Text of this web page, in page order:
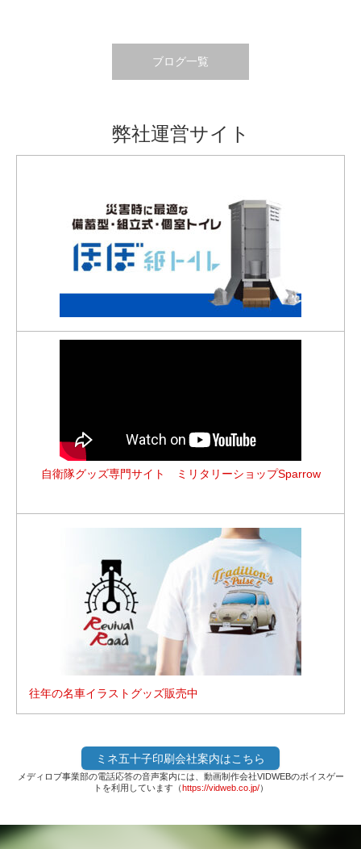
ブログ一覧
弊社運営サイト
自衛隊グッズ専門サイト ミリタリーショップSparrow
往年の名車イラストグッズ販売中
ミネ五十子印刷会社案内はこちら
メディロブ事業部の電話応答の音声案内には、動画制作会社VIDWEBのボイスゲー
トを利用しています（ https://vidweb.co.jp/）